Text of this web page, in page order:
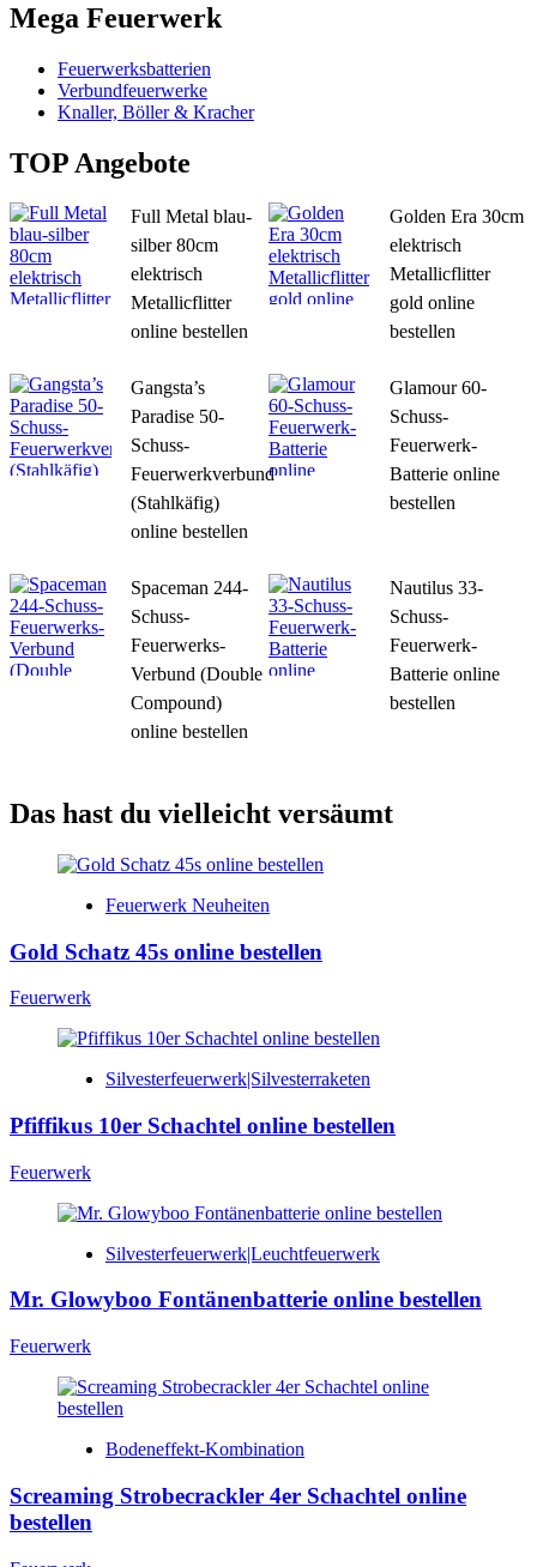
Mega Feuerwerk
Feuerwerksbatterien
Verbundfeuerwerke
Knaller, Böller & Kracher
TOP Angebote
Full Metal blau-
silber 80cm
elektrisch
Metallicflitter
online bestellen
Golden Era 30cm
elektrisch
Metallicflitter
gold online
bestellen
Gangsta’s
Paradise 50-
Schuss-
Feuerwerkverbund
(Stahlkäfig)
online bestellen
Glamour 60-
Schuss-
Feuerwerk-
Batterie online
bestellen
Spaceman 244-
Schuss-
Feuerwerks-
Verbund (Double
Compound)
online bestellen
Nautilus 33-
Schuss-
Feuerwerk-
Batterie online
bestellen
Das hast du vielleicht versäumt
Feuerwerk Neuheiten
Gold Schatz 45s online bestellen
Feuerwerk
Silvesterfeuerwerk|Silvesterraketen
Pfiffikus 10er Schachtel online bestellen
Feuerwerk
Silvesterfeuerwerk|Leuchtfeuerwerk
Mr. Glowyboo Fontänenbatterie online bestellen
Feuerwerk
Bodeneffekt-Kombination
Screaming Strobecrackler 4er Schachtel online
bestellen